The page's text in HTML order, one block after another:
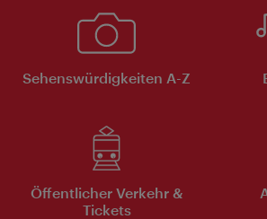
Sehenswürdigkeiten A-Z
Öffentlicher Verkehr &
Tickets